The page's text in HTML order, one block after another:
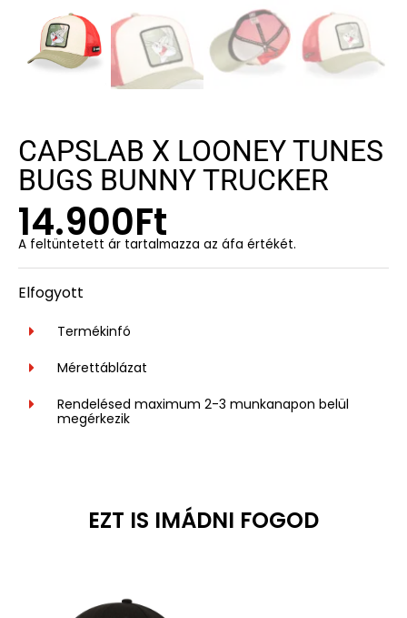
CAPSLAB X LOONEY TUNES
BUGS BUNNY TRUCKER
14.900Ft
A feltüntetett ár tartalmazza az áfa értékét.
Elfogyott
Termékinfó
Mérettáblázat
Rendelésed maximum 2-3 munkanapon belül
megérkezik
EZT IS IMÁDNI FOGOD